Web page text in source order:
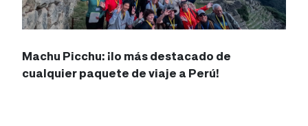
Machu Picchu: ¡lo más destacado de
cualquier paquete de viaje a Perú!